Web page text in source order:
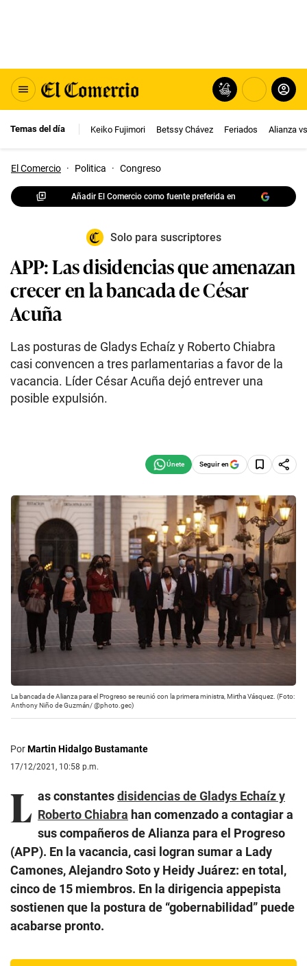
Temas del día Keiko Fujimori Betssy Chávez Feriados Alianza
El Comercio · Politica · Congreso
Añadir El Comercio como fuente preferida en
Solo para suscriptores
APP: Las disidencias que amenazan
crecer en la bancada de César
Acuña
Las posturas de Gladys Echaíz y Roberto Chiabra
casi convencen a tres parlamentarias a favor de la
vacancia. Líder César Acuña dejó entrever una
posible expulsión.
Seguir en
La bancada de Alianza para el Progreso se reunió con la primera ministra, Mirtha Vásquez. (Foto:
Anthony Niño de Guzmán/ @photo.gec)
PorMartin Hidalgo Bustamante
17/12/2021, 10:58 p.m.
L as constantesdisidencias de Gladys Echaíz y
Roberto Chiabra han comenzado a contagiar a
sus compañeros de Alianza para el Progreso
(APP). En la vacancia, casi logran sumar a Lady
Camones, Alejandro Soto y Heidy Juárez: en total,
cinco de 15 miembros. En la dirigencia appepista
sostienen que la postura de “gobernabilidad” puede
acabarse pronto.